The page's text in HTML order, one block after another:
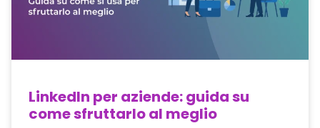
LinkedIn per aziende: guida su
come sfruttarlo al meglio